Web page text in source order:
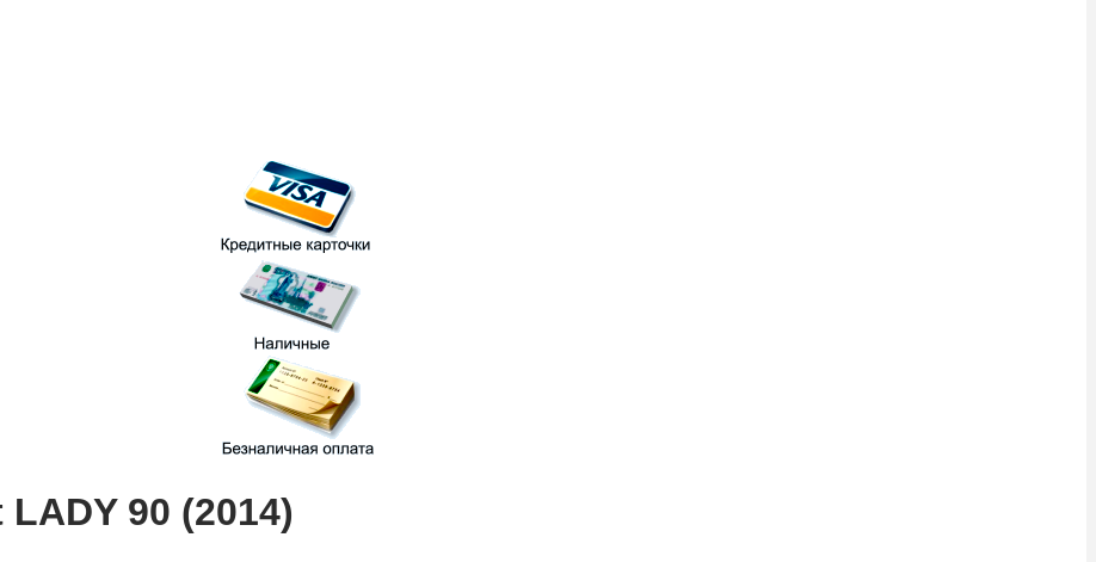
90 (2014)